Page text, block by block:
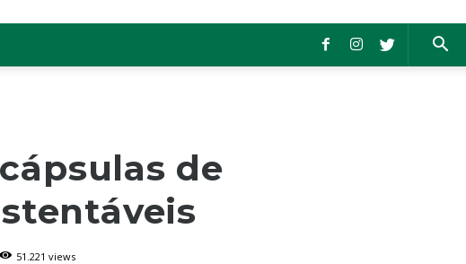
de
51.221 views